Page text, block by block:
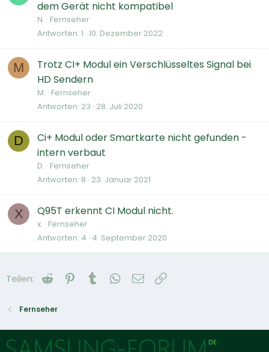
dem Gerät nicht kompatibel
N. Fernseher
Antworten 1 10. Dezember 2022
M
Trotz CI+ Modul ein Verschlüsseltes Signal bei
HD Sendern
M. Fernseher
Antworten 23 28. Juli 2020
D
Ci+ Modul oder Smartkarte nicht gefunden -
intern verbaut
D. Fernseher
Antworten 8 23. Januar 2021
X Q95T erkennt CI Modul nicht.
x. Fernseher
Antworten 4 4. September 2020
Teilen: Reddit Pinterest
Tumblr WhatsApp
E-Mail
Fernseher